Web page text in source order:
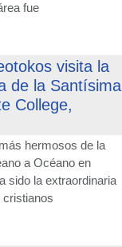
fue
visita la
de la Santísima
College,
hermosos de la
a Océano en
sido la extraordinaria
cristianos